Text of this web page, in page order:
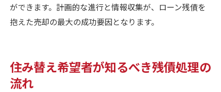
ができます。計画的な進行と情報収集が、ローン残債を
抱えた売却の最大の成功要因となります。
住み替え希望者が知るべき残債処理の
流れ